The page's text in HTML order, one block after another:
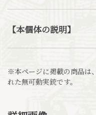
【本個体の説明】
※本ページに掲載の商品は
れた無可動実銃です。